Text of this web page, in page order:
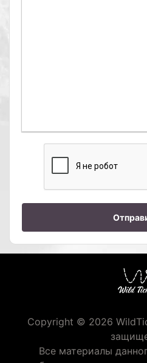
Copyright © 2026
Все материалы